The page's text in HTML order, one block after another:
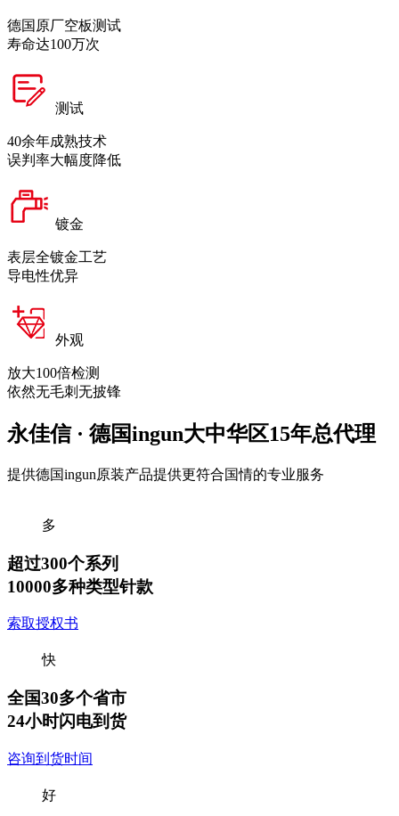
德国原厂空板测试
寿命达100万次
测试
40余年成熟技术
误判率大幅度降低
镀金
表层全镀金工艺
导电性优异
外观
放大100倍检测
依然无毛刺无披锋
永佳信 · 德国ingun大中华区15年总代理
提供德国ingun原装产品提供更符合国情的专业服务
多
超过300个系列
10000多种类型针款
索取授权书
快
全国30多个省市
24小时闪电到货
咨询到货时间
好